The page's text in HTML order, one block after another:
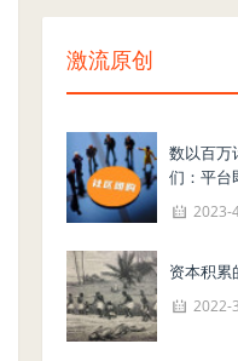
激流原创
数以百万
们：平台
2023-
资本积累
2022-